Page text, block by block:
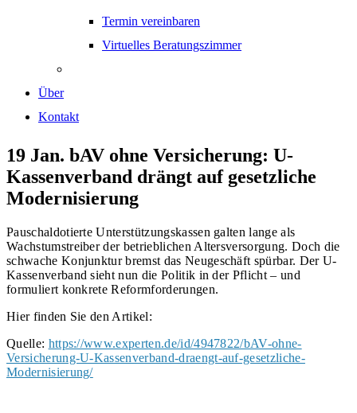
Termin vereinbaren
Virtuelles Beratungszimmer
Über
Kontakt
19 Jan. bAV ohne Versicherung: U-
Kassenverband drängt auf gesetzliche
Modernisierung
Pauschaldotierte Unterstützungskassen galten lange als
Wachstumstreiber der betrieblichen Altersversorgung. Doch die
schwache Konjunktur bremst das Neugeschäft spürbar. Der U-
Kassenverband sieht nun die Politik in der Pflicht – und
formuliert konkrete Reformforderungen.
Hier finden Sie den Artikel:
Quelle: https://www.experten.de/id/4947822/bAV-ohne-
Versicherung-U-Kassenverband-draengt-auf-gesetzliche-
Modernisierung/